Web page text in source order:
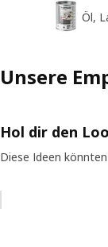
Öl,
Unsere
Hol dir den
Diese Ideen